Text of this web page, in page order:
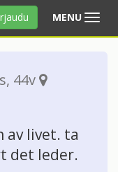
MENU Avaa
valikko
, 44v
av livet. ta
det leder.